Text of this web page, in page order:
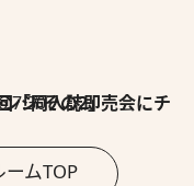
誌即売会にチャレンジ その2」
ムTOP